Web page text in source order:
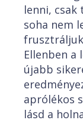
lenni, csak
soha nem
Ellenben a
újabb
aprólékos
lásd a